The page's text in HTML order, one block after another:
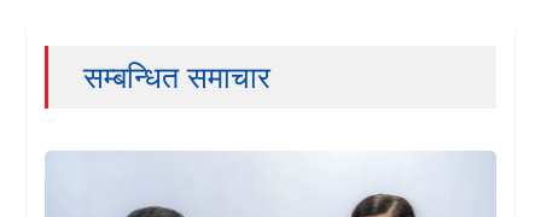
सम्बन्धित समाचार